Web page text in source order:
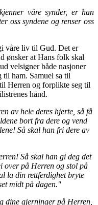
våre synder, er han
oss syndene og renser oss
våre liv til Gud. Det er
ønsker at Hans folk skal
velsigner både nasjoner
til ham. Samuel sa til
Herren og forplikte seg til
hånd.
av hele deres hjerte, så få
bort fra dere og vend
Så skal han fri dere av
Så skal han gi deg det
over på Herren og stol på
la din rettferdighet bryte
midt på dagen."
dine gjerninger på Herren,